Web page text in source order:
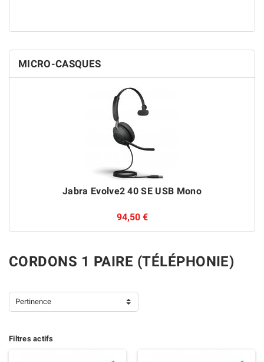
MICRO-CASQUES
Jabra Evolve2 40 SE USB Mono
94,50 €
CORDONS 1 PAIRE (TÉLÉPHONIE)
Pertinence
Filtres actifs